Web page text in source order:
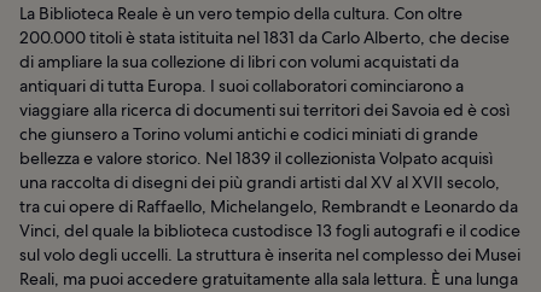
La Biblioteca Reale è un vero tempio della cultura. Con oltre
200.000 titoli è stata istituita nel 1831 da Carlo Alberto, che decise
di ampliare la sua collezione di libri con volumi acquistati da
antiquari di tutta Europa. I suoi collaboratori cominciarono a
viaggiare alla ricerca di documenti sui territori dei Savoia ed è così
che giunsero a Torino volumi antichi e codici miniati di grande
bellezza e valore storico. Nel 1839 il collezionista Volpato acquisì
una raccolta di disegni dei più grandi artisti dal XV al XVII secolo,
tra cui opere di Raffaello, Michelangelo, Rembrandt e Leonardo da
Vinci, del quale la biblioteca custodisce 13 fogli autografi e il codice
sul volo degli uccelli. La struttura è inserita nel complesso dei Musei
Reali, ma puoi accedere gratuitamente alla sala lettura. È una lunga